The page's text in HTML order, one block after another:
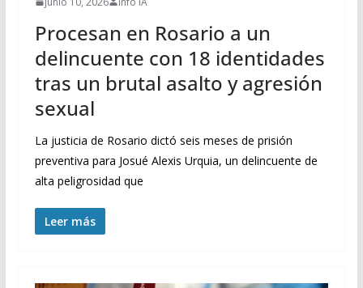
Procesan en Rosario a un
delincuente con 18 identidades
tras un brutal asalto y agresión
sexual
La justicia de Rosario dictó seis meses de prisión
preventiva para Josué Alexis Urquia, un delincuente de
alta peligrosidad que
Leer más